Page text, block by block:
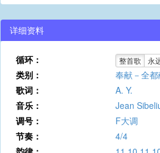
详细资料
循环： 整首歌 永
类别：
奉献－全都
歌词：
A. Y.
音乐：
Jean
调号：
F大调
节奏：
4/4